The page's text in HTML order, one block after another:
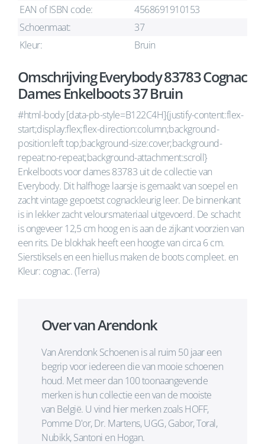
EAN of ISBN code:
4568691910153
Schoenmaat:
37
Kleur:
Bruin
Omschrijving Everybody 83783 Cognac
Dames Enkelboots 37 Bruin
#html-body [data-pb-style=B122C4H]{justify-content:flex-
start;display:flex;flex-direction:column;background-
position:left top;background-size:cover;background-
repeat:no-repeat;background-attachment:scroll}
Enkelboots voor dames 83783 uit de collectie van
Everybody. Dit halfhoge laarsje is gemaakt van soepel en
zacht vintage gepoetst cognackleurig leer. De binnenkant
is in lekker zacht veloursmateriaal uitgevoerd. De schacht
is ongeveer 12,5 cm hoog en is aan de zijkant voorzien van
een rits. De blokhak heeft een hoogte van circa 6 cm.
Sierstiksels en een hiellus maken de boots compleet. en
Kleur: cognac. (Terra)
Over van Arendonk
Van Arendonk Schoenen is al ruim 50 jaar een
begrip voor iedereen die van mooie schoenen
houd. Met meer dan 100 toonaangevende
merken is hun collectie een van de mooiste
van België. U vind hier merken zoals HOFF,
Pomme D'or, Dr. Martens, UGG, Gabor, Toral,
Nubikk, Santoni en Hogan.